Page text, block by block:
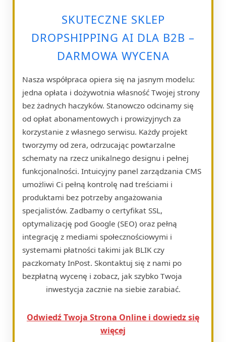
SKUTECZNE SKLEP
DROPSHIPPING AI DLA B2B –
DARMOWA WYCENA
Nasza współpraca opiera się na jasnym modelu:
jedna opłata i dożywotnia własność Twojej strony
bez żadnych haczyków. Stanowczo odcinamy się
od opłat abonamentowych i prowizyjnych za
korzystanie z własnego serwisu. Każdy projekt
tworzymy od zera, odrzucając powtarzalne
schematy na rzecz unikalnego designu i pełnej
funkcjonalności. Intuicyjny panel zarządzania CMS
umożliwi Ci pełną kontrolę nad treściami i
produktami bez potrzeby angażowania
specjalistów. Zadbamy o certyfikat SSL,
optymalizację pod Google (SEO) oraz pełną
integrację z mediami społecznościowymi i
systemami płatności takimi jak BLIK czy
paczkomaty InPost. Skontaktuj się z nami po
bezpłatną wycenę i zobacz, jak szybko Twoja
inwestycja zacznie na siebie zarabiać.
Odwiedź Twoja Strona Online i dowiedz się
więcej